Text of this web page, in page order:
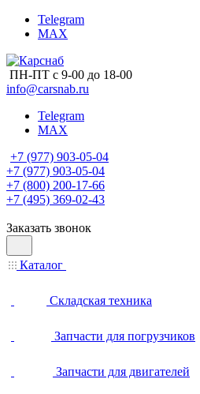
Telegram
MAX
ПН-ПТ с 9-00 до 18-00
info@carsnab.ru
Telegram
MAX
+7 (977) 903-05-04
+7 (977) 903-05-04
+7 (800) 200-17-66
+7 (495) 369-02-43
Заказать звонок
Каталог
Складская техника
Запчасти для погрузчиков
Запчасти для двигателей